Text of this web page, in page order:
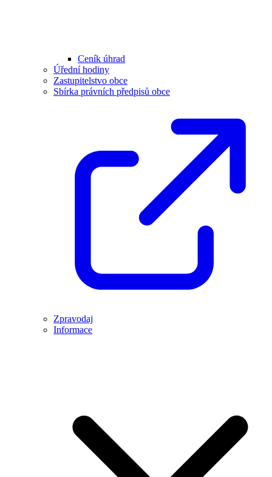
Ceník úhrad
Úřední hodiny
Zastupitelstvo obce
Sbírka právních předpisů obce
Zpravodaj
Informace